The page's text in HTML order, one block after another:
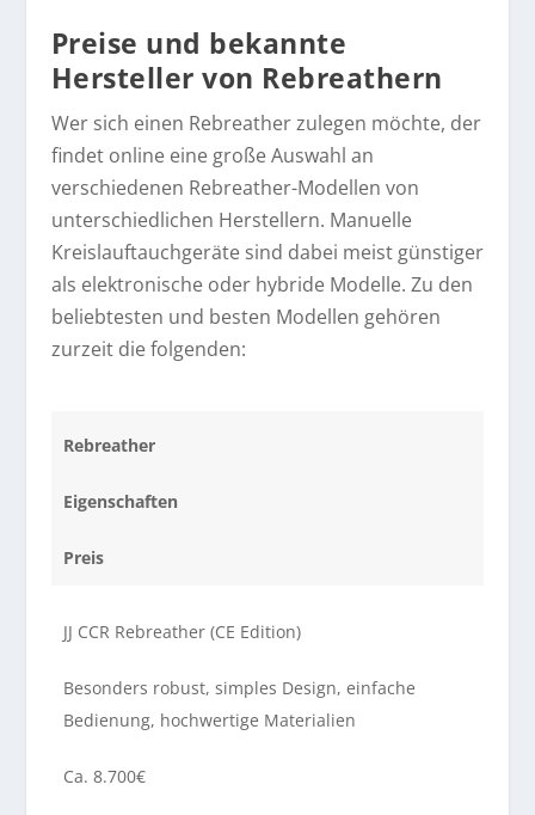
Preise und bekannte
Hersteller von Rebreathern
Wer sich einen Rebreather zulegen möchte, der
findet online eine große Auswahl an
verschiedenen Rebreather-Modellen von
unterschiedlichen Herstellern. Manuelle
Kreislauftauchgeräte sind dabei meist günstiger
als elektronische oder hybride Modelle. Zu den
beliebtesten und besten Modellen gehören
zurzeit die folgenden:
Rebreather
Eigenschaften
Preis
JJ CCR Rebreather (CE Edition)
Besonders robust, simples Design, einfache
Bedienung, hochwertige Materialien
Ca. 8.700€